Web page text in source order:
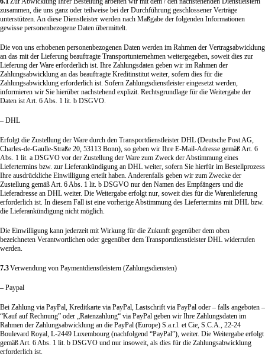
zusammen, die uns ganz oder teilweise bei der Durchführung geschlossener Verträge
unterstützen. An diese Dienstleister werden nach Maßgabe der folgenden Informationen
gewisse personenbezogene Daten übermittelt.
Die von uns erhobenen personenbezogenen Daten werden im Rahmen der Vertragsabwicklung
an das mit der Lieferung beauftragte Transportunternehmen weitergegeben, soweit dies zur
Lieferung der Ware erforderlich ist. Ihre Zahlungsdaten geben wir im Rahmen der
Zahlungsabwicklung an das beauftragte Kreditinstitut weiter, sofern dies für die
Zahlungsabwicklung erforderlich ist. Sofern Zahlungsdienstleister eingesetzt werden,
informieren wir Sie hierüber nachstehend explizit. Rechtsgrundlage für die Weitergabe der
Daten ist Art. 6 Abs. 1 lit. b DSGVO.
– DHL
Erfolgt die Zustellung der Ware durch den Transportdienstleister DHL (Deutsche Post AG,
Charles-de-Gaulle-Straße 20, 53113 Bonn), so geben wir Ihre E-Mail-Adresse gemäß Art. 6
Abs. 1 lit. a DSGVO vor der Zustellung der Ware zum Zweck der Abstimmung eines
Liefertermins bzw. zur Lieferankündigung an DHL weiter, sofern Sie hierfür im Bestellprozess
Ihre ausdrückliche Einwilligung erteilt haben. Anderenfalls geben wir zum Zwecke der
Zustellung gemäß Art. 6 Abs. 1 lit. b DSGVO nur den Namen des Empfängers und die
Lieferadresse an DHL weiter. Die Weitergabe erfolgt nur, soweit dies für die Warenlieferung
erforderlich ist. In diesem Fall ist eine vorherige Abstimmung des Liefertermins mit DHL bzw.
die Lieferankündigung nicht möglich.
Die Einwilligung kann jederzeit mit Wirkung für die Zukunft gegenüber dem oben
bezeichneten Verantwortlichen oder gegenüber dem Transportdienstleister DHL widerrufen
werden.
7.3Verwendung von Paymentdienstleistern (Zahlungsdiensten)
– Paypal
Bei Zahlung via PayPal, Kreditkarte via PayPal, Lastschrift via PayPal oder – falls angeboten –
“Kauf auf Rechnung” oder „Ratenzahlung“ via PayPal geben wir Ihre Zahlungsdaten im
Rahmen der Zahlungsabwicklung an die PayPal (Europe) S.a.r.l. et Cie, S.C.A., 22-24
Boulevard Royal, L-2449 Luxembourg (nachfolgend “PayPal”), weiter. Die Weitergabe erfolgt
gemäß Art. 6 Abs. 1 lit. b DSGVO und nur insoweit, als dies für die Zahlungsabwicklung
erforderlich ist.